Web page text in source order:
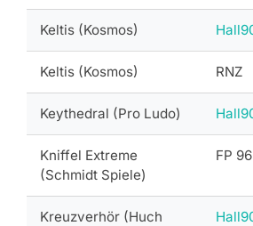
Keltis (Kosmos)
Keltis (Kosmos) RNZ
Keythedral (Pro Ludo)
Kniffel Extreme
(Schmidt Spiele)
FP 96
Kreuzverhör (Huch